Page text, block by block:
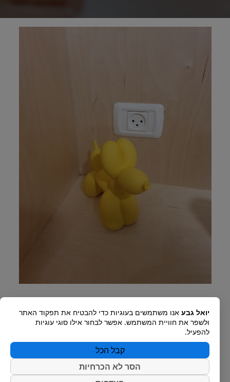
חניונים באזור
חניון קניון חוצות - חניון חינם
יואל גבע אנו משתמשים בעוגיות כדי להבטיח את תפקוד האתר
ולשפר את חוויית המשתמש. אפשר לבחור אילו סוגי עוגיות
להפעיל.
קבל הכל
הסר לא הכרחיות